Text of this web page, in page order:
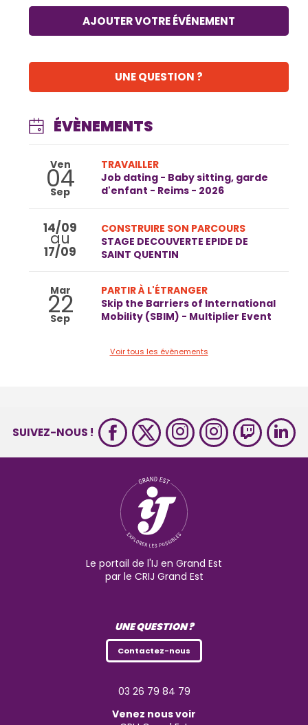
AJOUTER VOTRE ÉVÉNEMENT
UNE QUESTION ?
ÉVÈNEMENTS
Ven
04
Sep
TRAVAILLER
Job dating - Baby sitting, garde
d'enfant - Reims - 2026
14/09
au
17/09
CONSTRUIRE SON PARCOURS
STAGE DECOUVERTE EPIDE DE
SAINT QUENTIN
Mar
22
Sep
PARTIR À L'ÉTRANGER
Skip the Barriers of International
Mobility (SBIM) - Multiplier Event
Voir tous les évènements
SUIVEZ-NOUS !
Le portail de l'IJ en Grand Est
par le CRIJ Grand Est
UNE QUESTION ?
Contactez-nous
03 26 79 84 79
Venez nous voir